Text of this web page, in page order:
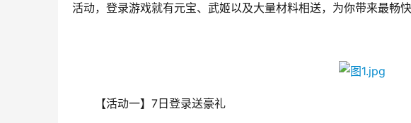
活动，登录游戏就有元宝、武姬以及大量材料相送，为你带来最畅快
【活动一】7日登录送豪礼